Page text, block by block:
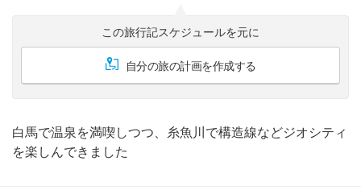
この旅行記スケジュールを元に
自分の旅の計画を作成する
白馬で温泉を満喫しつつ、糸魚川で構造線などジオシティ
を楽しんできました